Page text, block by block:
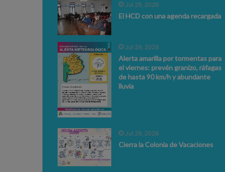
Jul 29, 2026
El HCD con una agenda recargada
Jul 29, 2026
Alerta amarilla por tormentas para
el viernes: prevén granizo, ráfagas
de hasta 90 km/h y abundante
lluvia
Jul 28, 2026
Cierra la Colonia de Vacaciones